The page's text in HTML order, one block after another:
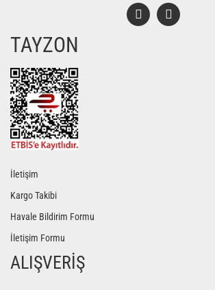
TAYZON
İletişim
Kargo Takibi
Havale Bildirim Formu
İletişim Formu
ALIŞVERİŞ